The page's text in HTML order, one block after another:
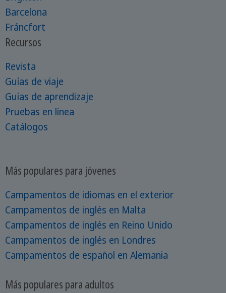
Barcelona
Fráncfort
Recursos
Revista
Guías de viaje
Guías de aprendizaje
Pruebas en línea
Catálogos
Más populares para jóvenes
Campamentos de idiomas en el exterior
Campamentos de inglés en Malta
Campamentos de inglés en Reino Unido
Campamentos de inglés en Londres
Campamentos de español en Alemania
Más populares para adultos